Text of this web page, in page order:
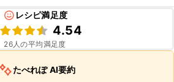
レシピ満足度
4.54
26人の平均満足度
たべれぽ AI要約